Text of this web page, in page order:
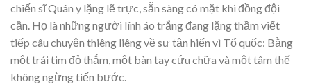
chiến sĩ Quân y lặng lẽ trực, sẵn sàng có mặt khi đồng đội
cần. Họ là những người lính áo trắng đang lặng thầm viết
tiếp câu chuyện thiêng liêng về sự tận hiến vì Tổ quốc: Bằng
một trái tim đỏ thắm, một bàn tay cứu chữa và một tâm thế
không ngừng tiến bước.